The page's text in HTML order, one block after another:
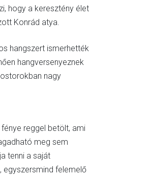
hogy a keresztény élet
Konrád atya.
hangszert ismerhették
hangversenyeznek
nagy
reggel betölt, ami
meg sem
tenni a saját
egyszersmind felemelő